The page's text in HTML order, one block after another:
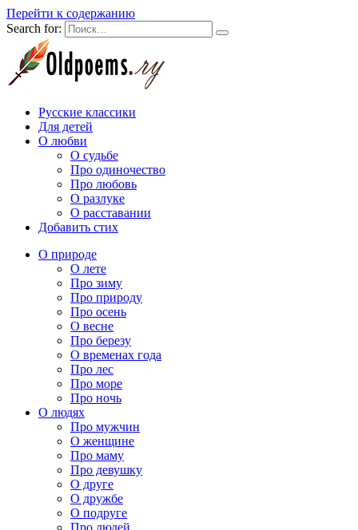
Перейти к содержанию
Search for:
Русские классики
Для детей
О любви
О судьбе
Про одиночество
Про любовь
О разлуке
О расставании
Добавить стих
О природе
О лете
Про зиму
Про природу
Про осень
О весне
Про березу
О временах года
Про лес
Про море
Про ночь
О людях
Про мужчин
О женщине
Про маму
Про девушку
О друге
О дружбе
О подруге
Про людей